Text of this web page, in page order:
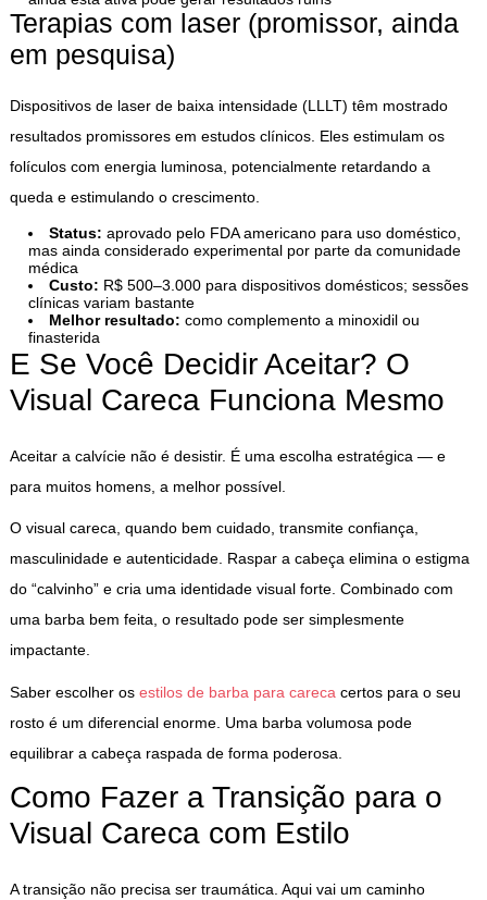
Terapias com laser (promissor, ainda
em pesquisa)
Dispositivos de laser de baixa intensidade (LLLT) têm mostrado
resultados promissores em estudos clínicos. Eles estimulam os
folículos com energia luminosa, potencialmente retardando a
queda e estimulando o crescimento.
Status: aprovado pelo FDA americano para uso doméstico,
mas ainda considerado experimental por parte da comunidade
médica
Custo: R$ 500–3.000 para dispositivos domésticos; sessões
clínicas variam bastante
Melhor resultado: como complemento a minoxidil ou
finasterida
E Se Você Decidir Aceitar? O
Visual Careca Funciona Mesmo
Aceitar a calvície não é desistir. É uma escolha estratégica — e
para muitos homens, a melhor possível.
O visual careca, quando bem cuidado, transmite confiança,
masculinidade e autenticidade. Raspar a cabeça elimina o estigma
do “calvinho” e cria uma identidade visual forte. Combinado com
uma barba bem feita, o resultado pode ser simplesmente
impactante.
Saber escolher os estilos de barba para careca certos para o seu
rosto é um diferencial enorme. Uma barba volumosa pode
equilibrar a cabeça raspada de forma poderosa.
Como Fazer a Transição para o
Visual Careca com Estilo
A transição não precisa ser traumática. Aqui vai um caminho